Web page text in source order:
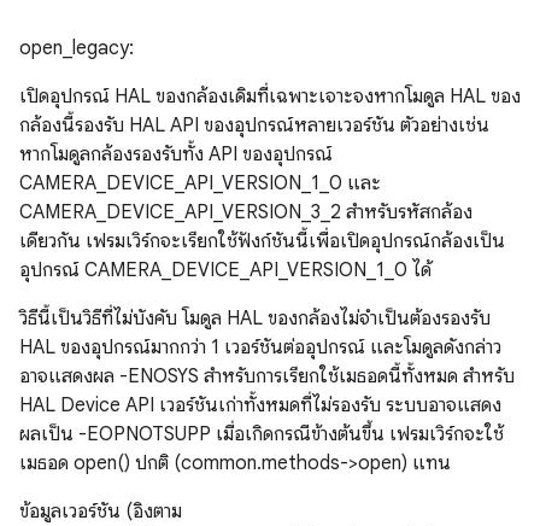
open_legacy:
เปิดอุปกรณ์ HAL ของกล้องเดิมที่เฉพาะเจาะจงหากโมดูล HAL ของ
กล้องนี้รองรับ HAL API ของอุปกรณ์หลายเวอร์ชัน ตัวอย่างเช่น
หากโมดูลกล้องรองรับทั้ง API ของอุปกรณ์
CAMERA_DEVICE_API_VERSION_1_0 และ
CAMERA_DEVICE_API_VERSION_3_2 สำหรับรหัสกล้อง
เดียวกัน เฟรมเวิร์กจะเรียกใช้ฟังก์ชันนี้เพื่อเปิดอุปกรณ์กล้องเป็น
อุปกรณ์ CAMERA_DEVICE_API_VERSION_1_0 ได้
วิธีนี้เป็นวิธีที่ไม่บังคับ โมดูล HAL ของกล้องไม่จำเป็นต้องรองรับ
HAL ของอุปกรณ์มากกว่า 1 เวอร์ชันต่ออุปกรณ์ และโมดูลดังกล่าว
อาจแสดงผล -ENOSYS สําหรับการเรียกใช้เมธอดนี้ทั้งหมด สำหรับ
HAL Device API เวอร์ชันเก่าทั้งหมดที่ไม่รองรับ ระบบอาจแสดง
ผลเป็น -EOPNOTSUPP เมื่อเกิดกรณีข้างต้นขึ้น เฟรมเวิร์กจะใช้
เมธอด open() ปกติ (common.methods->open) แทน
ข้อมูลเวอร์ชัน (อิงตาม